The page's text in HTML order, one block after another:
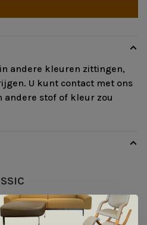
andere kleuren zittingen,
U kunt contact met ons
andere stof of kleur zou